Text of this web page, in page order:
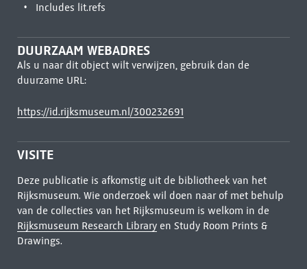
Includes lit.refs
DUURZAAM WEBADRES
Als u naar dit object wilt verwijzen, gebruik dan de
duurzame URL:
https://id.rijksmuseum.nl/300232691
VISITE
Deze publicatie is afkomstig uit de bibliotheek van het
Rijksmuseum. Wie onderzoek wil doen naar of met behulp
van de collecties van het Rijksmuseum is welkom in de
Rijksmuseum Research Libraryen Study Room Prints &
Drawings.